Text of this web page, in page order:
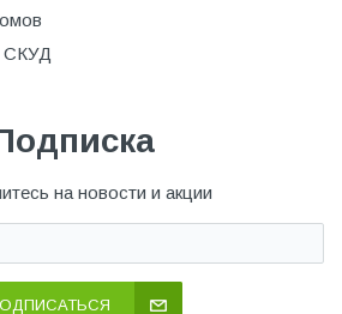
СКУД
на новости и акции